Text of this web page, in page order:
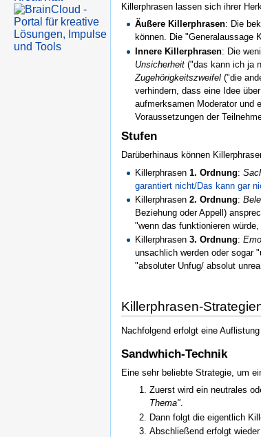
Killerphrasen lassen sich ihrer
Äußere Killerphrasen: Die
können. Die "Generalaussage
Innere Killerphrasen: Die
Unsicherheit ("das kann ich ja
Zugehörigkeitszweifel ("die
verhindern, dass eine Idee
aufmerksamen Moderator und
Voraussetzungen der
Stufen
Darüberhinaus können
Killerphrasen1. Ordnung:
garantiert nicht/Das kann gar
Killerphrasen2. Ordnung:
Beziehung oder Appell)
"wenn das funktionieren
Killerphrasen3. Ordnung:
unsachlich werden oder sogar
"absoluter Unfug/ absolut
Killerphrasen-
Nachfolgend erfolgt eine
Sandwhich-Technik
Eine sehr beliebte Strategie, um
Zuerst wird ein neutrales
Thema".
Dann folgt die eigentlich
Abschließend erfolgt